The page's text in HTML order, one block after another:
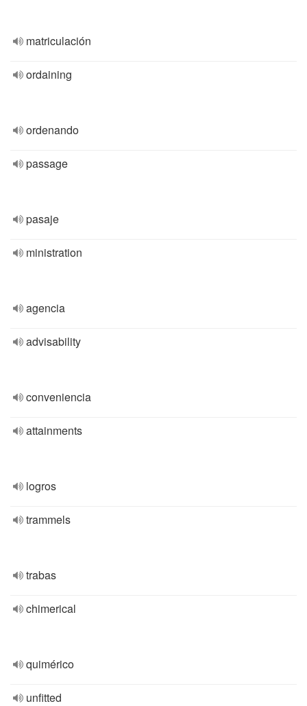
matriculación
ordaining
ordenando
passage
pasaje
ministration
agencia
advisability
conveniencia
attainments
logros
trammels
trabas
chimerical
quimérico
unfitted